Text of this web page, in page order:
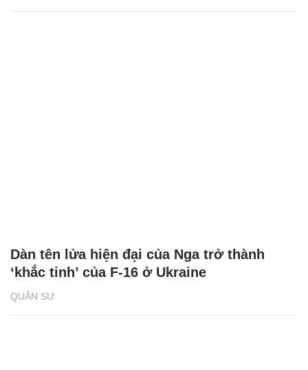
QUÂN SỰ
Dàn tên lửa hiện đại của Nga trở thành
‘khắc tinh’ của F-16 ở Ukraine